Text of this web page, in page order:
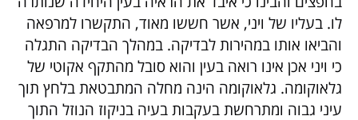
לו. בעליו של ויני, אשר חששו מאוד, התקשרו למרפאה
והביאו אותו במהירות לבדיקה. במהלך הבדיקה התגלה
כי ויני אכן אינו רואה בעין והוא סובל מהתקף אקוטי של
גלאוקומה. גלאוקומה הינה מחלה המתבטאת בלחץ תוך
עיני גבוה ומתרחשת בעקבות בעיה בניקוז הנוזל התוך